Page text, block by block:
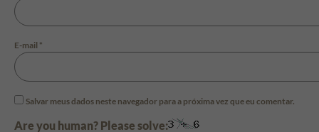
E-mail *
Salvar meus dados neste navegador para a próxima vez que eu comentar.
Are you human? Please solve: